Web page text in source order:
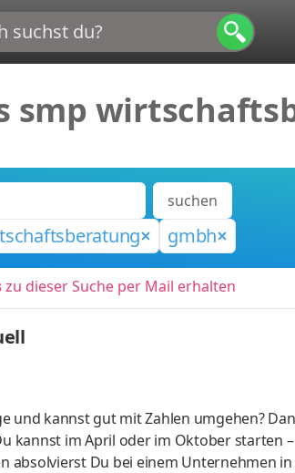
smp
suchen
gmbh
zu dieser Suche per Mail erhalten
und kannst gut mit Zahlen umgehen?
kannst im April oder im Oktober starten
absolvierst Du bei einem Unternehmen